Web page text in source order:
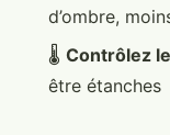
d’ombre,
🌡️ Contrôlez
être étanches